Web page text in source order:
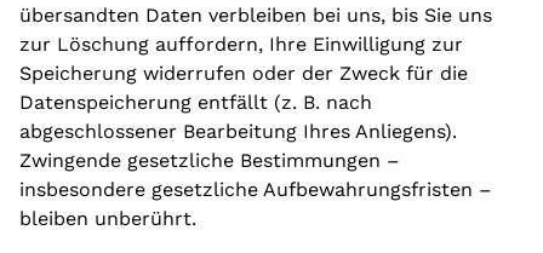
übersandten Daten verbleiben bei uns, bis Sie uns
zur Löschung auffordern, Ihre Einwilligung zur
Speicherung widerrufen oder der Zweck für die
Datenspeicherung entfällt (z. B. nach
abgeschlossener Bearbeitung Ihres Anliegens).
Zwingende gesetzliche Bestimmungen –
insbesondere gesetzliche Aufbewahrungsfristen –
bleiben unberührt.